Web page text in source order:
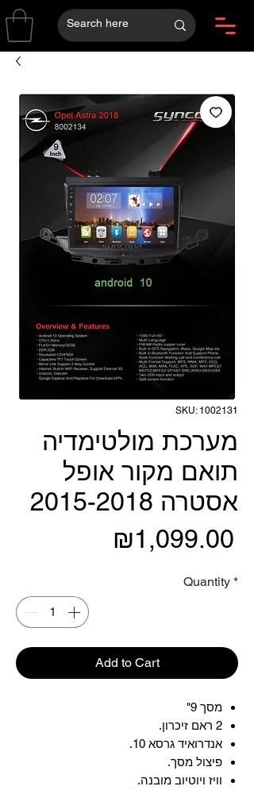
SKU: 1002131
מערכת מולטימדיה
תואם מקור אופל
אסטרה 2015-2018
₪1,099.00
Quantity *
Add to Cart
מסך 9"
2 ראם זיכרון.
אנדרואיד גרסא 10.
פיצול מסך.
וויז ויוטיוב מובנה.